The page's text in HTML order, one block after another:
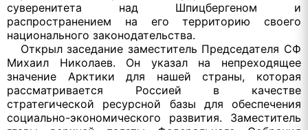
суверенитета над Шпицбергеном и
распространением на его территорию своего
национального законодательства.
Открыл заседание заместитель Председателя СФ
Михаил Николаев. Он указал на непреходящее
значение Арктики для нашей страны, которая
рассматривается Россией в качестве
стратегической ресурсной базы для обеспечения
социально-экономического развития. Заместитель